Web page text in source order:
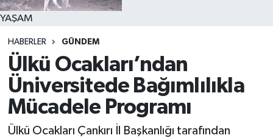
YAŞAM
HABERLER GÜNDEM
Ülkü Ocakları’ndan
Üniversitede Bağımlılıkla
Mücadele Programı
Ülkü Ocakları Çankırı İl Başkanlığı tarafından